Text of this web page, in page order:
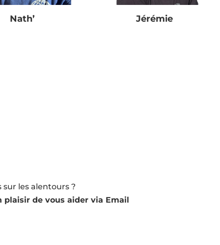
Nath’ Jérémie
sur les alentours ?
plaisir de vous aider via Email